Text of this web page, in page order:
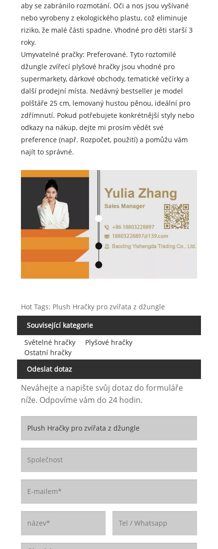
aby se zabránilo rozmotání. Oči a nos jsou vyšívané
nebo vyrobeny z ekologického plastu, což eliminuje
riziko, že malé části spadne. Vhodné pro děti starší 3
roky.
Umyvatelné pračky: Preferované. Tyto roztomilé
džungle zvířecí plyšové hračky jsou vhodné pro
supermarkety, dárkové obchody, tematické večírky a
další prodejní místa. Nedávný bestseller je model
polštáře 25 cm, lemovaný hustou pěnou, ideální pro
zdřímnutí. Pokud potřebujete konkrétnější styly nebo
odkazy na nákup, dejte mi prosím vědět své
preference (např. Rozpočet, použití) a pomůžu vám
najít to správné.
Hot Tags: Plush Hračky pro zvířata z džungle
Související kategorie
Světelné hračky
Plyšové hračky
Ostatní hračky
Odeslat dotaz
Neváhejte a napište svůj dotaz do formuláře
níže. Odpovíme vám do 24 hodin.